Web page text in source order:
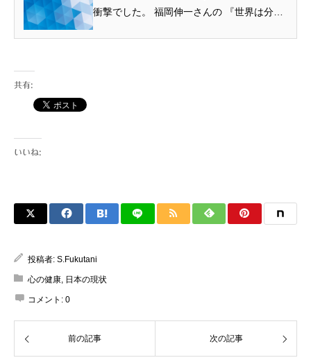
衝撃でした。 福岡伸一さんの 『世界は分け
共有:
いいね:
投稿者: S.Fukutani
心の健康 日本の現状
コメント: 0
前の記事 次の記事